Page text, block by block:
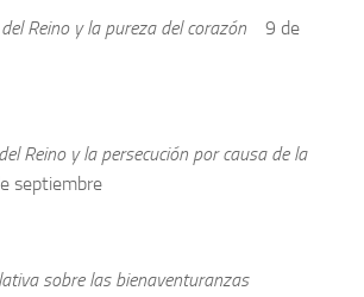
Reino y la pureza del corazón 9 de
Reino y la persecución por causa de la
septiembre
sobre las bienaventuranzas